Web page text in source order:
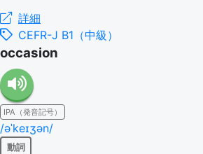
詳細
CEFR-J B1（中級）
occasion
IPA（発音記号）
/əˈkeɪʒən/
動詞